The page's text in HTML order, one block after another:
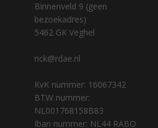
Binnenveld 9 (geen
bezoekadres)
5462 GK Veghel
rick@rdae.nl
KvK nummer: 16067342
BTW nummer:
NL001768158B83
Iban nummer: NL44 RABO